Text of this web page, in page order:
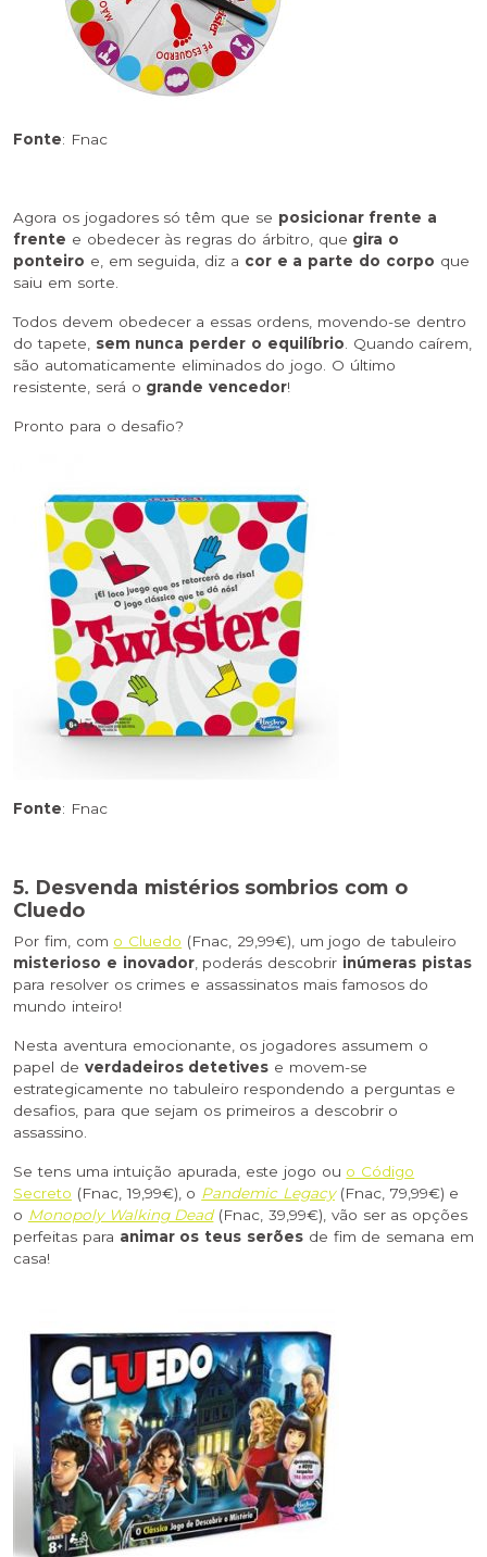
Fonte: Fnac
Agora os jogadores só têm que se posicionar frente a
frente e obedecer às regras do árbitro, que gira o
ponteiro e, em seguida, diz a cor e a parte do corpo que
saiu em sorte.
Todos devem obedecer a essas ordens, movendo-se dentro
do tapete, sem nunca perder o equilíbrio. Quando caírem,
são automaticamente eliminados do jogo. O último
resistente, será o grande vencedor!
Pronto para o desafio?
Fonte: Fnac
5. Desvenda mistérios sombrios com o
Cluedo
Por fim, com o Cluedo (Fnac, 29,99€), um jogo de tabuleiro
misterioso e inovador, poderás descobrir inúmeras pistas
para resolver os crimes e assassinatos mais famosos do
mundo inteiro!
Nesta aventura emocionante, os jogadores assumem o
papel de verdadeiros detetives e movem-se
estrategicamente no tabuleiro respondendo a perguntas e
desafios, para que sejam os primeiros a descobrir o
assassino.
Se tens uma intuição apurada, este jogo ou o Código
Secreto (Fnac, 19,99€), o Pandemic Legacy(Fnac, 79,99€) e
o Monopoly Walking Dead(Fnac, 39,99€), vão ser as opções
perfeitas para animar os teus serões de fim de semana em
casa!